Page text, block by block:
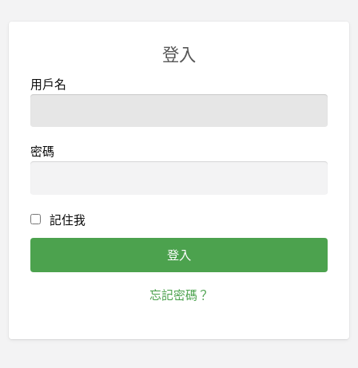
登入
用戶名
密碼
記住我
忘記密碼？